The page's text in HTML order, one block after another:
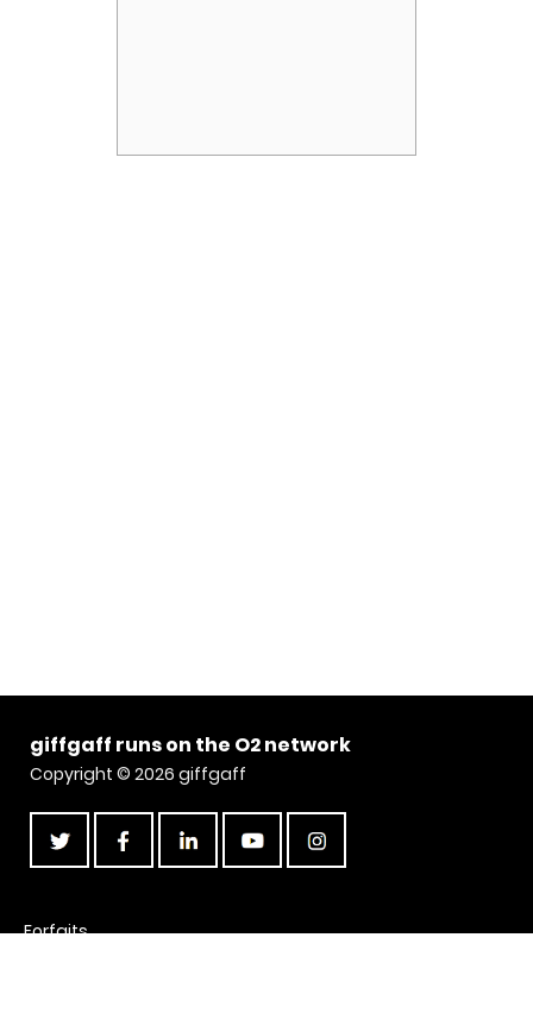
giffgaff runs on the O2 network
Copyright © 2026 giffgaff
Forfaits